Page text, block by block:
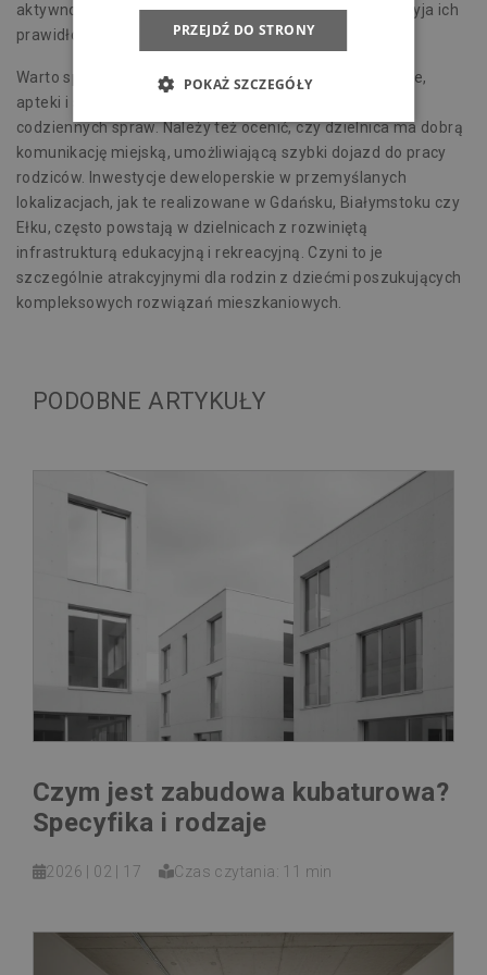
aktywności fizycznej i kontaktów społecznych. To sprzyja ich
prawidłowemu rozwojowi.
Warto sprawdzić, czy w okolicy są przychodnie lekarskie,
apteki i sklepy spożywcze. Skraca to czas załatwiania
codziennych spraw. Należy też ocenić, czy dzielnica ma dobrą
komunikację miejską, umożliwiającą szybki dojazd do pracy
rodziców. Inwestycje deweloperskie w przemyślanych
lokalizacjach, jak te realizowane w Gdańsku, Białymstoku czy
Ełku, często powstają w dzielnicach z rozwiniętą
infrastrukturą edukacyjną i rekreacyjną. Czyni to je
szczególnie atrakcyjnymi dla rodzin z dziećmi poszukujących
kompleksowych rozwiązań mieszkaniowych.
PODOBNE ARTYKUŁY
Czym jest zabudowa kubaturowa?
Specyfika i rodzaje
2026 | 02 | 17 Czas czytania: 11 min
PRZEJDŹ DO STRONY
POKAŻ SZCZEGÓŁY